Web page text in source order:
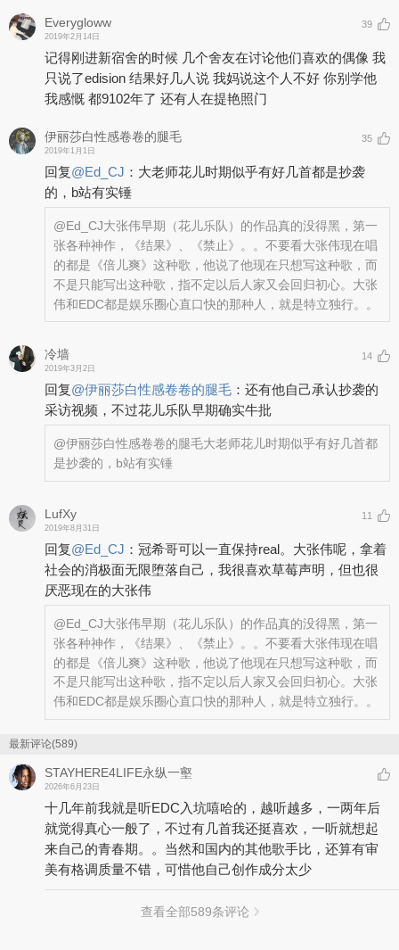
Everygloww
2019年2月14日
39
记得刚进新宿舍的时候 几个舍友在讨论他们喜欢的偶像 我
只说了edision 结果好几人说 我妈说这个人不好 你别学他
我感慨 都9102年了 还有人在提艳照门
伊丽莎白性感卷卷的腿毛
2019年1月1日
35
回复@Ed_CJ ： 大老师花儿时期似乎有好几首都是抄袭
的，b站有实锤
@Ed_CJ大张伟早期（花儿乐队）的作品真的没得黑，第一
张各种神作，《结果》、《禁止》。。不要看大张伟现在唱
的都是《倍儿爽》这种歌，他说了他现在只想写这种歌，而
不是只能写出这种歌，指不定以后人家又会回归初心。大张
伟和EDC都是娱乐圈心直口快的那种人，就是特立独行。。
冷墙
2019年3月2日
14
回复@伊丽莎白性感卷卷的腿毛 ： 还有他自己承认抄袭的
采访视频，不过花儿乐队早期确实牛批
@伊丽莎白性感卷卷的腿毛大老师花儿时期似乎有好几首都
是抄袭的，b站有实锤
LufXy
2019年8月31日
11
回复@Ed_CJ ： 冠希哥可以一直保持real。大张伟呢，拿着
社会的消极面无限堕落自己，我很喜欢草莓声明，但也很
厌恶现在的大张伟
@Ed_CJ大张伟早期（花儿乐队）的作品真的没得黑，第一
张各种神作，《结果》、《禁止》。。不要看大张伟现在唱
的都是《倍儿爽》这种歌，他说了他现在只想写这种歌，而
不是只能写出这种歌，指不定以后人家又会回归初心。大张
伟和EDC都是娱乐圈心直口快的那种人，就是特立独行。。
最新评论(589)
STAYHERE4LIFE永纵一壑
2026年6月23日
十几年前我就是听EDC入坑嘻哈的，越听越多，一两年后
就觉得真心一般了，不过有几首我还挺喜欢，一听就想起
来自己的青春期。。当然和国内的其他歌手比，还算有审
美有格调质量不错，可惜他自己创作成分太少
查看全部589条评论